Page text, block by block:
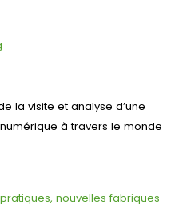
la visite et analyse d’une
à travers le monde
nouvelles fabriques